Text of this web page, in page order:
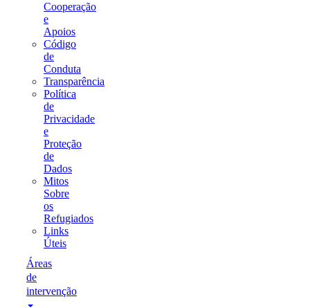
Cooperação
e
Apoios
Código
de
Conduta
Transparência
Política
de
Privacidade
e
Proteção
de
Dados
Mitos
Sobre
os
Refugiados
Links
Úteis
Áreas
de
intervenção